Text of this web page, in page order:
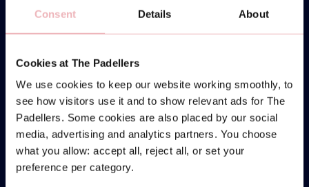
Consent Details About
Cookies at The Padellers
We use cookies to keep our website working smoothly, to
see how visitors use it and to show relevant ads for The
Padellers. Some cookies are also placed by our social
media, advertising and analytics partners. You choose
what you allow: accept all, reject all, or set your
preference per category.
diese Zusammenarbeit sowohl für die
Niederlande als auch für Deutschland
internationalen Ambitionen.“
ÜBER PADELSHOP.COM
PadelShop.com wurde 2015 aus persönlichen